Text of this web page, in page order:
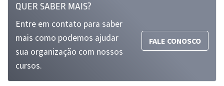
QUER SABER MAIS?
Entre em contato para saber
mais como podemos ajudar
sua organização com nossos
cursos.
FALE CONOSCO